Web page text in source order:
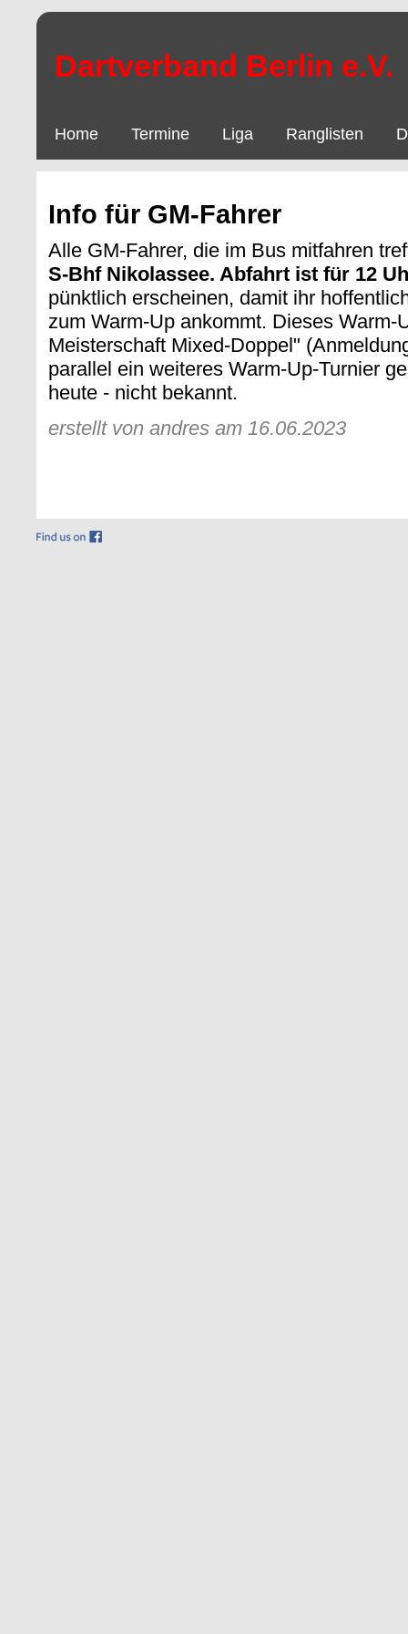
Dartverband Berlin e.V.
Home Termine Liga Ranglisten
Info für GM-Fahrer
Alle GM-Fahrer, die im Bus mitfahren
S-Bhf Nikolassee. Abfahrt ist für 12
pünktlich erscheinen, damit ihr
zum Warm-Up ankommt. Dieses Warm-
Meisterschaft Mixed-Doppel"
parallel ein weiteres Warm-Up-Turnier
heute - nicht bekannt.
erstellt von andres am 16.06.2023